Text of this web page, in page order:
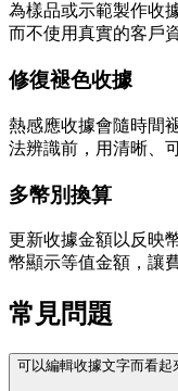
為樣品或示範製作收
而不使用真實的客戶
修復褪色收據
熱感應收據會隨時間
法辨識前，用清晰、
多幣別換算
更新收據金額以反映
幣顯示等值金額，讓
常見問題
可以編輯收據文字而看起